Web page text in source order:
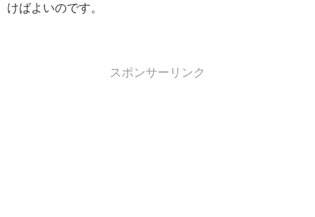
けばよいのです。
スポンサーリンク